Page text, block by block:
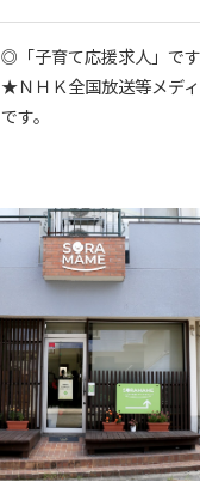
◎「子育て応援求人」です
★ＮＨＫ全国放送等メデ
です。